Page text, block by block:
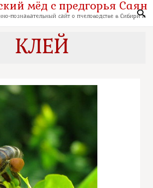
мёд с предгорья Саян
познавательный сайт о пчеловодстве в Сибири и
КЛЕЙ